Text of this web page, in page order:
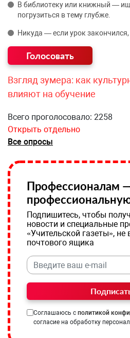
В библиотеку или книжный —
погрузиться в тему глубже.
Никуда — если урок
Взгляд зумера: как
влияют на обучение
Всего проголосовало: 2258
Открыть отдельно
Все опросы
Профессионалам
Подпишитесь, чтобы
новости и специальные
«Учительской газеты», не
почтового ящика
Соглашаюсь с политикой
согласие на обработку